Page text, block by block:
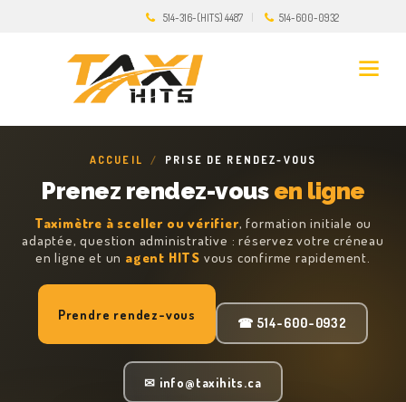
514-316-(HITS) 4487 514-600-0932
ACCUEIL / PRISE DE RENDEZ-VOUS
Prenez rendez-vous en ligne
Taximètre à sceller ou vérifier, formation initiale ou
adaptée, question administrative : réservez votre créneau
en ligne et un agent HITS vous confirme rapidement.
Prendre rendez-vous
☎ 514-600-0932
✉ info@taxihits.ca